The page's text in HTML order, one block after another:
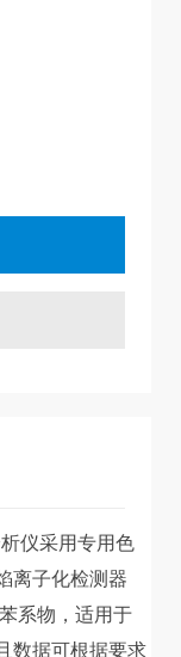
仪采用专用色
离子化检测器
系物，适用于
数据可根据要求